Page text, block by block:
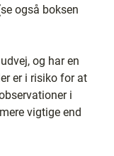
også boksen
og har en
er i risiko for at
i
vigtige end